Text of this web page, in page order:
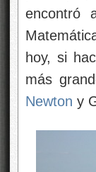
encontró
hoy, si
más
Newton y